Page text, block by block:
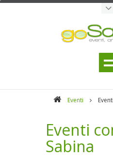
Eventi
Eventi
Sabina